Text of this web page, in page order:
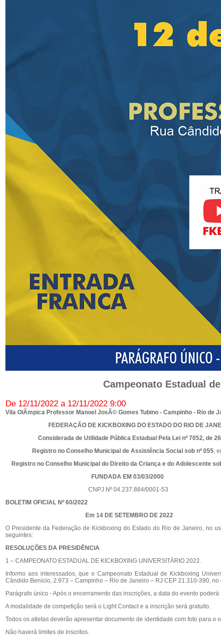
Campeonato Estadual
De 12/11/2022 a 12/11/2022 9:00
Vila OlÃ­mpica Professor Manoel JosÃ© Gomes Tubino - Campinho - Rio de
FEDERAÇÃO DE KICKBOXING DO ESTADO DO RIO DE
Considerada de Utilidade Pública Estadual Pela Lei nº 7052, de
Registro no Conselho Municipal de Assistência Social sob nº 055,
Registro no Conselho Municipal do Direito da Criança e do Adolescente
FUNDADA EM 03/03/2000
CNPJ Nº 04.237.884/0001-53
BOLETIM OFICIAL Nº 60/2022
Em 14 DE SETEMBRO DE 2022
O Presidente da Federação de Kickboxing do Estado do Rio de Janeiro, no
seguintes:
RESOLUÇÕES DA PRESIDÊNCIA
1 – CAMPEONATO ESTADUAL DE KICKBOXING UNIVERSITÁRIO 2022.
Informo aos interessados, que o Campeonato Estadual de Kickboxing
Cândido Benício, 2.973 – Campinho – Rio de Janeiro – RJ CEP 21.310-390, no
Parágrafo único - Após o encerramento das inscrições, a data do evento poderá
A modalidade de competição será o Light Contact e a inscrição será gratuito.
Todos os atletas deverão apresentar documento de identidade com foto para o
Não haverá limites de inscritos.